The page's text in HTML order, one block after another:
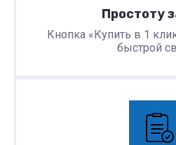
Простоту
Кнопка «Купить в 1
быстрой